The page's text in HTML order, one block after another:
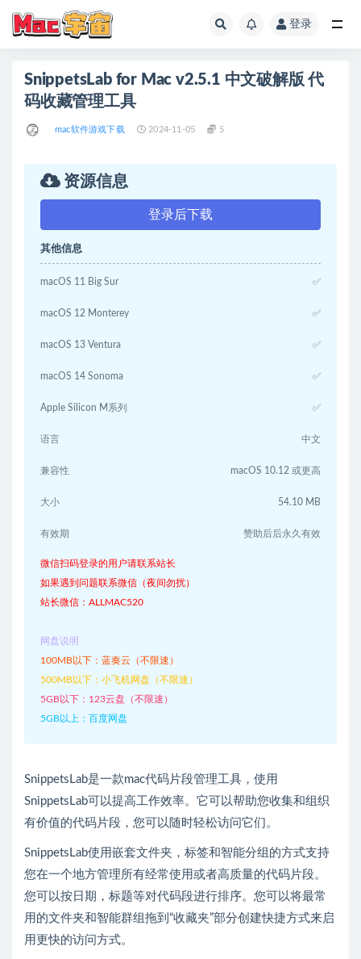
登录
SnippetsLab for Mac v2.5.1 中文破解版 代
码收藏管理工具
mac软件游戏下载 2024-11-05 5
资源信息
登录后下载
其他信息
macOS 11 Big Sur ✅
macOS 12 Monterey ✅
macOS 13 Ventura ✅
macOS 14 Sonoma ✅
Apple Silicon M系列 ✅
语言 中文
兼容性 macOS 10.12 或更高
大小 54.10 MB
有效期 赞助后后永久有效
微信扫码登录的用户请联系站长
如果遇到问题联系微信（夜间勿扰）
站长微信：ALLMAC520
网盘说明
100MB以下：蓝奏云（不限速）
500MB以下：小飞机网盘（不限速）
5GB以下：123云盘（不限速）
5GB以上：百度网盘
SnippetsLab是一款mac代码片段管理工具，使用
SnippetsLab可以提高工作效率。它可以帮助您收集和组织
有价值的代码片段，您可以随时轻松访问它们。
SnippetsLab使用嵌套文件夹，标签和智能分组的方式支持
您在一个地方管理所有经常使用或者高质量的代码片段。
您可以按日期，标题等对代码段进行排序。您可以将最常
用的文件夹和智能群组拖到“收藏夹”部分创建快捷方式来启
用更快的访问方式。